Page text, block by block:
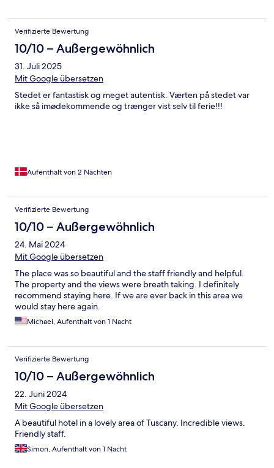
Verifizierte Bewertung
10/10 – Außergewöhnlich
31. Juli 2025
Mit Google übersetzen
Stedet er fantastisk og meget autentisk. Værten på stedet var
ikke så imødekommende og trænger vist selv til ferie!!!
Aufenthalt von 2 Nächten
Verifizierte Bewertung
10/10 – Außergewöhnlich
24. Mai 2024
Mit Google übersetzen
The place was so beautiful and the staff friendly and helpful.
The property and the views were breath taking. I definitely
recommend staying here. If we are ever back in this area we
would stay here again.
Michael, Aufenthalt von 1 Nacht
Verifizierte Bewertung
10/10 – Außergewöhnlich
22. Juni 2024
Mit Google übersetzen
A beautiful hotel in a lovely area of Tuscany. Incredible views.
Friendly staff.
Simon, Aufenthalt von 1 Nacht